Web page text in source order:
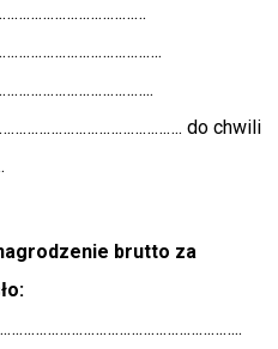
do chwili
brutto za